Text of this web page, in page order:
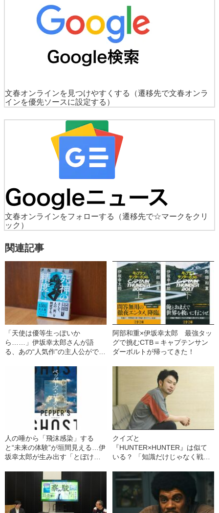
文春オンラインを見つけやすくする
（遷移先で文春オンラ
インを優先ソースに設定する）
文春オンラインをフォローする
（遷移先で☆マークをクリ
ック）
関連記事
「天使は優等生っぽいか
ら……」伊坂幸太郎さんが語
る、あの“人気作”の主人公ができ
阿部和重×伊坂幸太郎 最強タッ
グで挑むCTB＝キャプテンサン
ダーボルトが帰ってきた！
人の唾から「飛沫感染」する
と“未来の体験”が垣間見える…伊
坂幸太郎が生み出す「とぼけ
クイズと
『HUNTER×HUNTER』は似て
いる？ 「知識だけじゃなく戦略